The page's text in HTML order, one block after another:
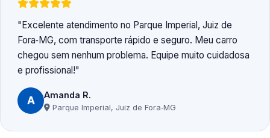
Excelente atendimento no Parque Imperial, Juiz de
Fora‑MG, com transporte rápido e seguro. Meu carro
chegou sem nenhum problema. Equipe muito cuidadosa
e profissional!
A Amanda R.
Parque Imperial, Juiz de Fora‑MG